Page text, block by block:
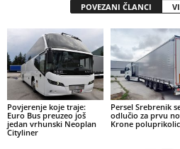
POVEZANI ČLANCI
Povjerenje koje traje:
Euro Bus preuzeo još
jedan vrhunski Neoplan
Cityliner
Persel Srebrenik
odlučio za prvu
Krone